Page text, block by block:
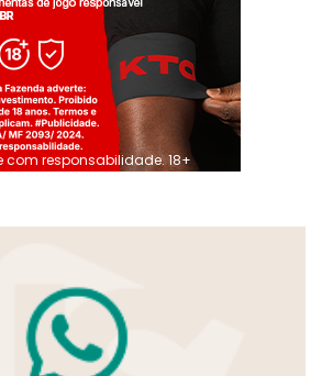
com responsabilidade. 18+